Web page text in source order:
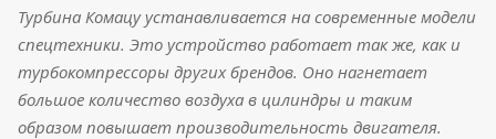
Турбина Комацу устанавливается на современные модели
спецтехники. Это устройство работает так же, как и
турбокомпрессоры других брендов. Оно нагнетает
большое количество воздуха в цилиндры и таким
образом повышает производительность двигателя.